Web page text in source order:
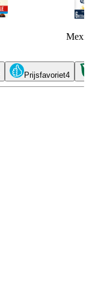
Prijsfavoriet4